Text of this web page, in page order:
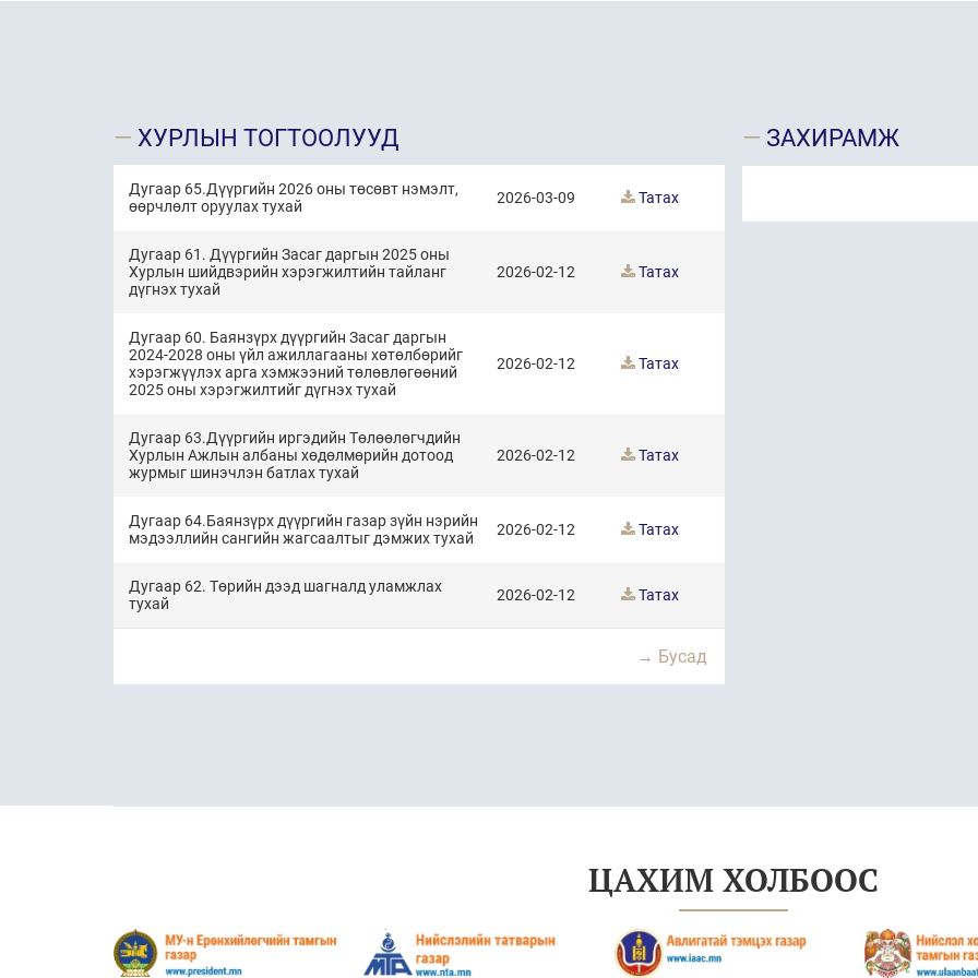
ХУРЛЫН ТОГТООЛУУД
Дугаар 65.Дүүргийн 2026 оны төсөвт нэмэлт,
өөрчлөлт оруулах тухай
2026-03-09 Татах
Дугаар 61. Дүүргийн Засаг даргын 2025 оны
Хурлын шийдвэрийн хэрэгжилтийн тайланг
дүгнэх тухай
2026-02-12 Татах
Дугаар 60. Баянзүрх дүүргийн Засаг даргын
2024-2028 оны үйл ажиллагааны хөтөлбөрийг
хэрэгжүүлэх арга хэмжээний төлөвлөгөөний
2025 оны хэрэгжилтийг дүгнэх тухай
2026-02-12 Татах
Дугаар 63.Дүүргийн иргэдийн Төлөөлөгчдийн
Хурлын Ажлын албаны хөдөлмөрийн дотоод
журмыг шинэчлэн батлах тухай
2026-02-12 Татах
Дугаар 64.Баянзүрх дүүргийн газар зүйн нэрийн
мэдээллийн сангийн жагсаалтыг дэмжих тухай
2026-02-12 Татах
Дугаар 62. Төрийн дээд шагналд уламжлах
тухай
2026-02-12 Татах
→ Бусад
ЗАХИРАМЖ
ЦАХИМ ХОЛБООС